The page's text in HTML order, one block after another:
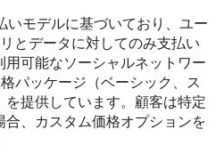
いモデルに基づいており、ユー
とデータに対してのみ支払い
用可能なソーシャルネットワー
パッケージ（ベーシック、ス
提供しています。顧客は特定
、カスタム価格オプションを